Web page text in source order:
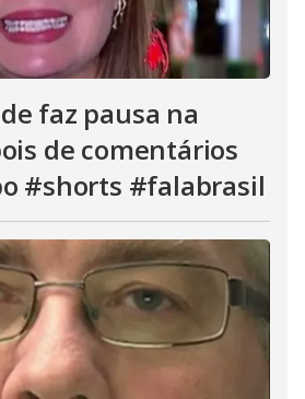
faz pausa na
de comentários
#shorts #falabrasil